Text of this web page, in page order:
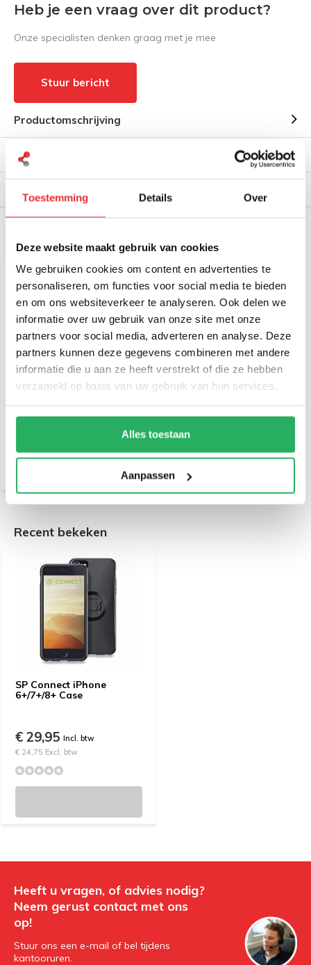
Toestemming Details Over
Deze website maakt gebruik van cookies
We gebruiken cookies om content en advertenties te
personaliseren, om functies voor social media te bieden
en om ons websiteverkeer te analyseren. Ook delen we
informatie over uw gebruik van onze site met onze
partners voor social media, adverteren en analyse. Deze
partners kunnen deze gegevens combineren met andere
informatie die u aan ze heeft verstrekt of die ze hebben
verzameld op basis van uw gebruik van hun services.
Alles toestaan
Aanpassen
Heb je een vraag over dit product?
Onze specialisten denken graag met je mee
Stuur bericht
Productomschrijving
Reviews
Gerelateerde producten
SP Connect Motor en
Scooter Mirror Mount
€ 26,41 Excl. btw
Recent bekeken
SP Connect iPhone
6+/7+/8+ Case
€ 29,95 Incl. btw
€ 24,75 Excl. btw
Heeft u vragen, of advies nodig?
Neem gerust contact met ons
op!
Stuur ons een e-mail of bel tijdens
kantooruren.